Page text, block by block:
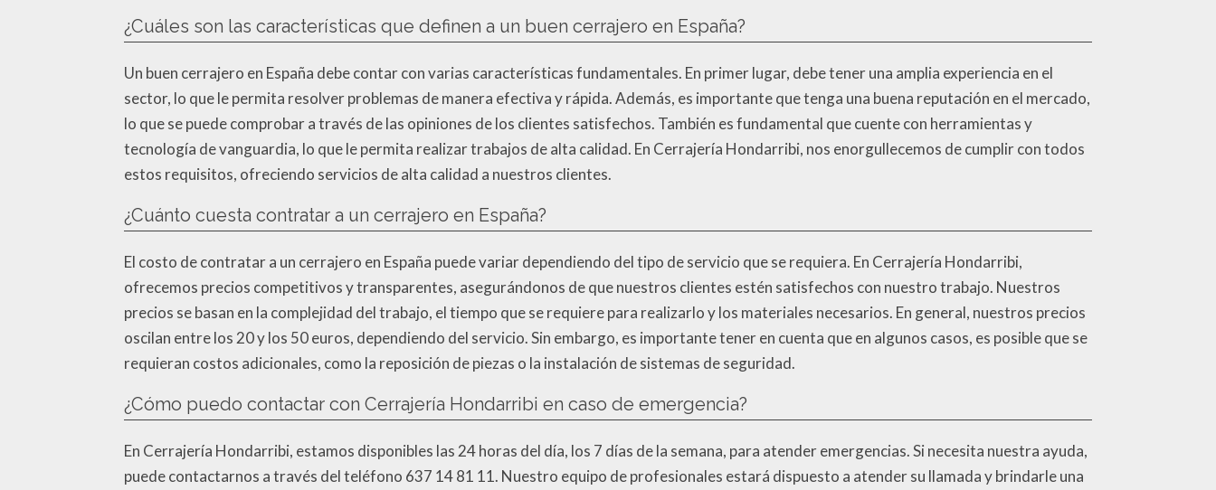
¿Cuáles son las características que definen a un buen cerrajero en España?
Un buen cerrajero en España debe contar con varias características fundamentales. En primer lugar, debe tener una amplia experiencia en el
sector, lo que le permita resolver problemas de manera efectiva y rápida. Además, es importante que tenga una buena reputación en el mercado,
lo que se puede comprobar a través de las opiniones de los clientes satisfechos. También es fundamental que cuente con herramientas y
tecnología de vanguardia, lo que le permita realizar trabajos de alta calidad. En Cerrajería Hondarribi, nos enorgullecemos de cumplir con todos
estos requisitos, ofreciendo servicios de alta calidad a nuestros clientes.
¿Cuánto cuesta contratar a un cerrajero en España?
El costo de contratar a un cerrajero en España puede variar dependiendo del tipo de servicio que se requiera. En Cerrajería Hondarribi,
ofrecemos precios competitivos y transparentes, asegurándonos de que nuestros clientes estén satisfechos con nuestro trabajo. Nuestros
precios se basan en la complejidad del trabajo, el tiempo que se requiere para realizarlo y los materiales necesarios. En general, nuestros precios
oscilan entre los 20 y los 50 euros, dependiendo del servicio. Sin embargo, es importante tener en cuenta que en algunos casos, es posible que se
requieran costos adicionales, como la reposición de piezas o la instalación de sistemas de seguridad.
¿Cómo puedo contactar con Cerrajería Hondarribi en caso de emergencia?
En Cerrajería Hondarribi, estamos disponibles las 24 horas del día, los 7 días de la semana, para atender emergencias. Si necesita nuestra ayuda,
puede contactarnos a través del teléfono 637 14 81 11. Nuestro equipo de profesionales estará dispuesto a atender su llamada y brindarle una